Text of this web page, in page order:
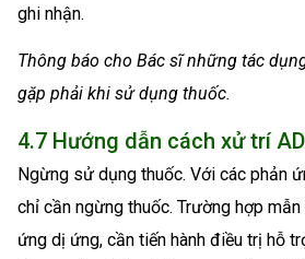
ghi nhận.
Thông báo cho Bác sĩ những tác
gặp phải khi sử dụng thuốc.
4.7 Hướng dẫn cách xử trí
Ngừng sử dụng thuốc. Với các phản
chỉ cần ngừng thuốc. Trường hợp
ứng dị ứng, cần tiến hành điều trị hỗ